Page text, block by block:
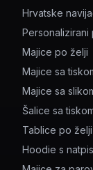
Hrvatske
Personalizirani
Majice po želji
Majice sa
Majice sa
Šalice sa
Tablice po želji
Hoodie s